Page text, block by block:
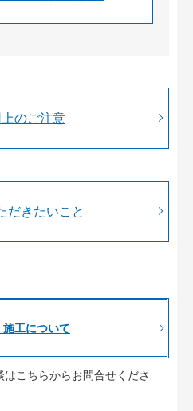
のご注意
だきたいこと
工について
こちらからお問合せくださ